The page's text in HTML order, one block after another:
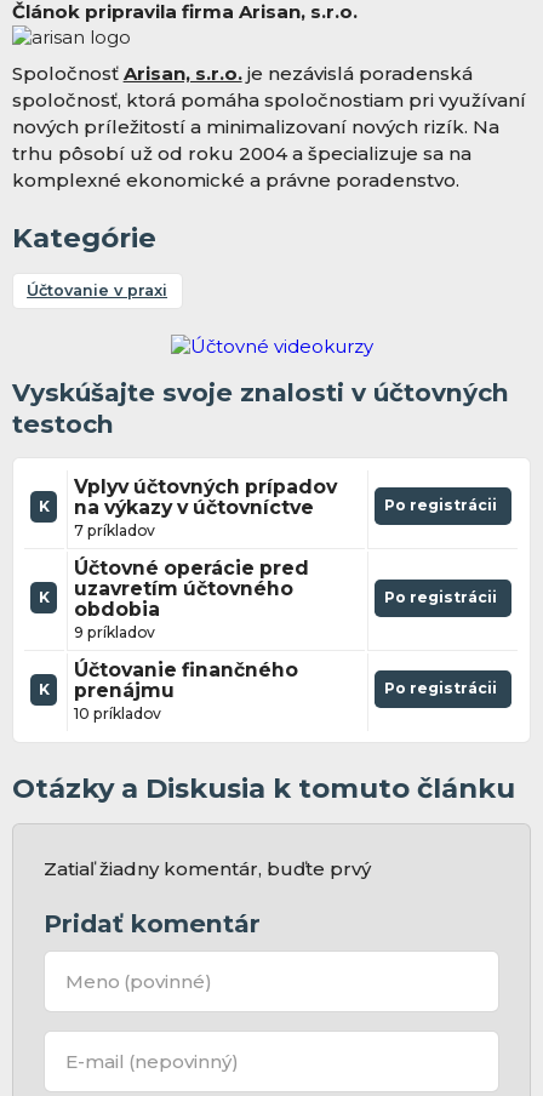
Článok pripravila firma Arisan, s.r.o.
Spoločnosť Arisan, s.r.o.je nezávislá poradenská
spoločnosť, ktorá pomáha spoločnostiam pri využívaní
nových príležitostí a minimalizovaní nových rizík. Na
trhu pôsobí už od roku 2004 a špecializuje sa na
komplexné ekonomické a právne poradenstvo.
Kategórie
Účtovanie v praxi
Vyskúšajte svoje znalosti v účtovných
testoch
K
Vplyv účtovných prípadov
na výkazy v účtovníctve
7 príkladov
Po registrácii
K
Účtovné operácie pred
uzavretím účtovného
obdobia
9 príkladov
Po registrácii
K
Účtovanie finančného
prenájmu
10 príkladov
Po registrácii
Otázky a Diskusia k tomuto článku
Zatiaľ žiadny komentár, buďte prvý
Pridať komentár
Meno (povinné)
E-mail (nepovinný)